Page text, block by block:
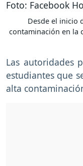
Desde el inicio
contaminación en la
Las autoridades
estudiantes que
alta